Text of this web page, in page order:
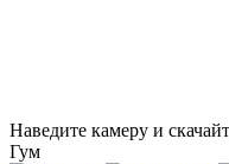
Наведите камеру и
Гум